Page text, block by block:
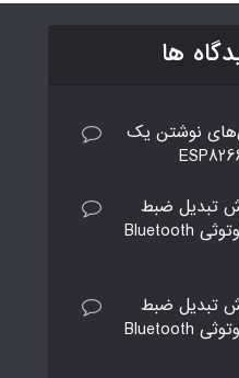
ها
نوشتن یک
تبدیل ضبط
صوت قدیمی به مدل بلوتوثی Bluetooth
تبدیل ضبط
صوت قدیمی به مدل بلوتوثی Bluetooth